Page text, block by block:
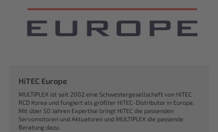
HiTEC Europe
MULTIPLEX ist seit 2002 eine Schwestergesellschaft von HiTEC
RCD Korea und fungiert als größter HiTEC-Distributor in Europa.
Mit über 50 Jahren Expertise bringt HiTEC die passenden
Servomotoren und Aktuatoren und MULTIPLEX die passende
Beratung dazu.